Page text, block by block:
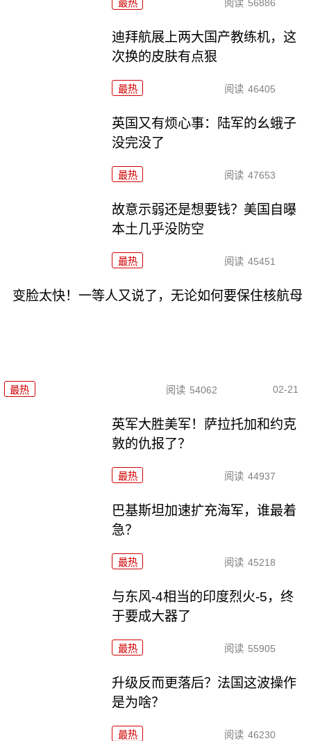
最热 阅读 56886
迪拜航展上两大国产教练机，这
次换的皮肤有点狠
最热 阅读 46405
英国又有烦心事：陆军的幺蛾子
没完没了
最热 阅读 47653
故意示弱还是想要钱？美国自曝
本土几乎没防空
最热 阅读 45451
变脸太快！一等人又说了，无论如何要保住核航母
最热 阅读 54062 02-21
英军大胜美军！萨拉托加和约克
敦的仇报了？
最热 阅读 44937
巴基斯坦加速扩充海军，谁最着
急？
最热 阅读 45218
与东风-4相当的印度烈火-5，终
于要成大器了
最热 阅读 55905
升级反而更落后？法国这波操作
是为啥？
最热 阅读 46230